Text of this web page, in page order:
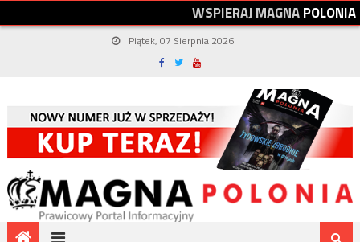
WSPIERAJMAGNAPOLONIA
Piątek, 07 Sierpnia 2026